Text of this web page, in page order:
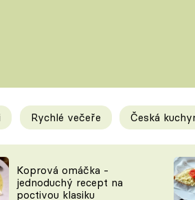
triky
JÍDLEM
Rychlé večeře Česká
Koprová omáčka -
jednoduchý recept na
poctivou klasiku